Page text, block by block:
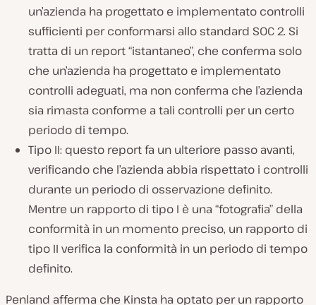
un’azienda ha progettato e implementato controlli
sufficienti per conformarsi allo standard SOC 2. Si
tratta di un report “istantaneo”, che conferma solo
che un’azienda ha progettato e implementato
controlli adeguati, ma non conferma che l’azienda
sia rimasta conforme a tali controlli per un certo
periodo di tempo.
Tipo II: questo report fa un ulteriore passo avanti,
verificando che l’azienda abbia rispettato i controlli
durante un periodo di osservazione definito.
Mentre un rapporto di tipo I è una “fotografia” della
conformità in un momento preciso, un rapporto di
tipo II verifica la conformità in un periodo di tempo
definito.
Penland afferma che Kinsta ha optato per un rapporto